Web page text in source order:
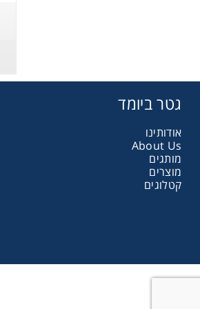
גטר ביומד
אודותינו
About Us
מותגים
מוצרים
קטלוגים